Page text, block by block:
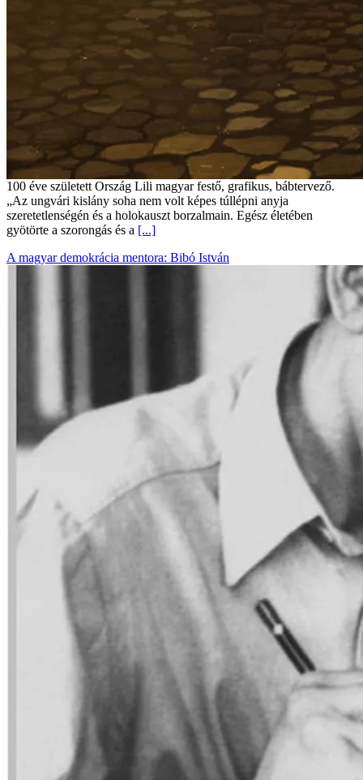
100 éve született Ország Lili magyar festő, grafikus, bábtervező.
„Az ungvári kislány soha nem volt képes túllépni anyja
szeretetlenségén és a holokauszt borzalmain. Egész életében
gyötörte a szorongás és a [...]
A magyar demokrácia mentora: Bibó István